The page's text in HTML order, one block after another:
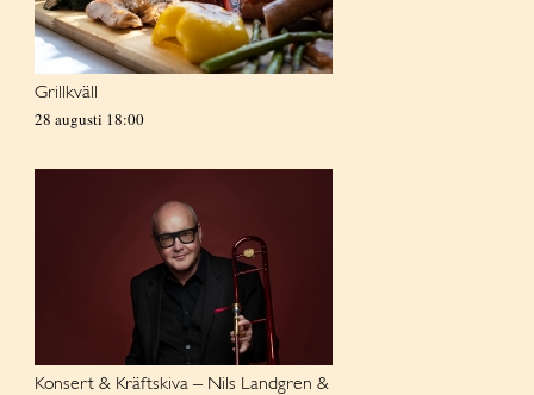
Grillkväll
28 augusti 18:00
Konsert & Kräftskiva – Nils Landgren &